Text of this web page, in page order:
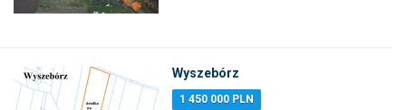
Wyszebórz
1 450 000 PLN